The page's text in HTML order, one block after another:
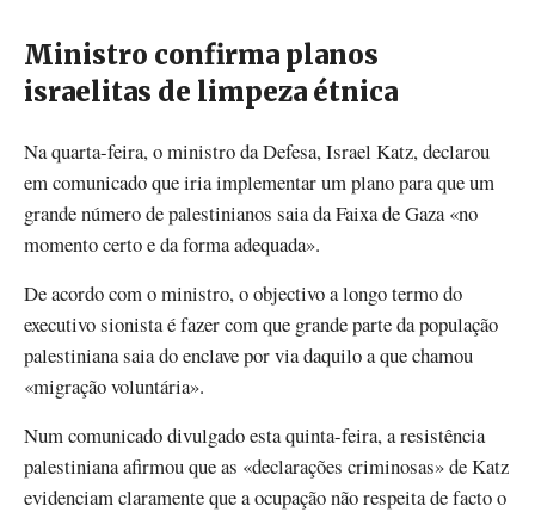
Ministro confirma planos
israelitas de limpeza étnica
Na quarta-feira, o ministro da Defesa, Israel Katz, declarou
em comunicado que iria implementar um plano para que um
grande número de palestinianos saia da Faixa de Gaza «no
momento certo e da forma adequada».
De acordo com o ministro, o objectivo a longo termo do
executivo sionista é fazer com que grande parte da população
palestiniana saia do enclave por via daquilo a que chamou
«migração voluntária».
Num comunicado divulgado esta quinta-feira, a resistência
palestiniana afirmou que as «declarações criminosas» de Katz
evidenciam claramente que a ocupação não respeita de facto o